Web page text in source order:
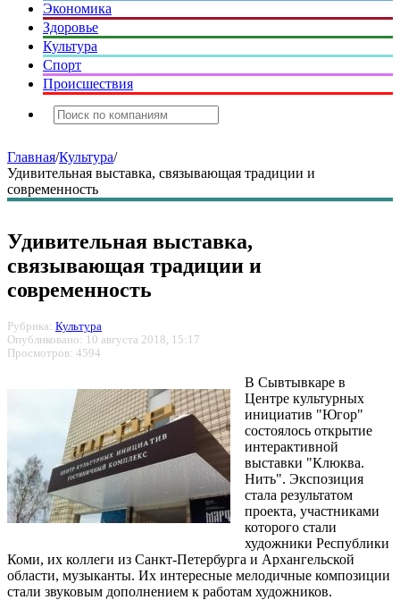
Экономика
Здоровье
Культура
Спорт
Происшествия
Главная/Культура/
Удивительная выставка, связывающая традиции и
современность
Удивительная выставка,
связывающая традиции и
современность
Рубрика: Культура
Опубликовано: 10 августа 2018, 15:17
Просмотров: 4594
В Сывтывкаре в
Центре культурных
инициатив "Югор"
состоялось открытие
интерактивной
выставки "Клюква.
Нить". Экспозиция
стала результатом
проекта, участниками
которого стали
художники Республики
Коми, их коллеги из Санкт-Петербурга и Архангельской
области, музыканты. Их интересные мелодичные композиции
стали звуковым дополнением к работам художников.